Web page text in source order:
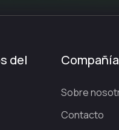
del
Compañía
Sobre
Contacto